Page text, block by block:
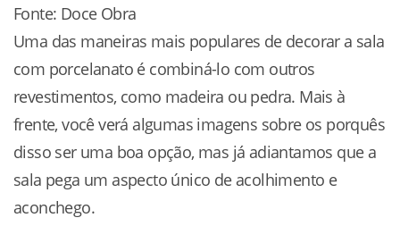
Fonte: Doce Obra
Uma das maneiras mais populares de decorar a sala
com porcelanato é combiná-lo com outros
revestimentos, como madeira ou pedra. Mais à
frente, você verá algumas imagens sobre os porquês
disso ser uma boa opção, mas já adiantamos que a
sala pega um aspecto único de acolhimento e
aconchego.